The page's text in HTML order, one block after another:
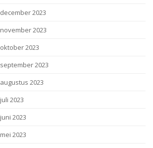
december 2023
november 2023
oktober 2023
september 2023
augustus 2023
juli 2023
juni 2023
mei 2023